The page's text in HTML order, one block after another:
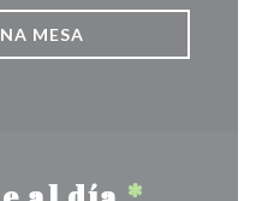
MESA